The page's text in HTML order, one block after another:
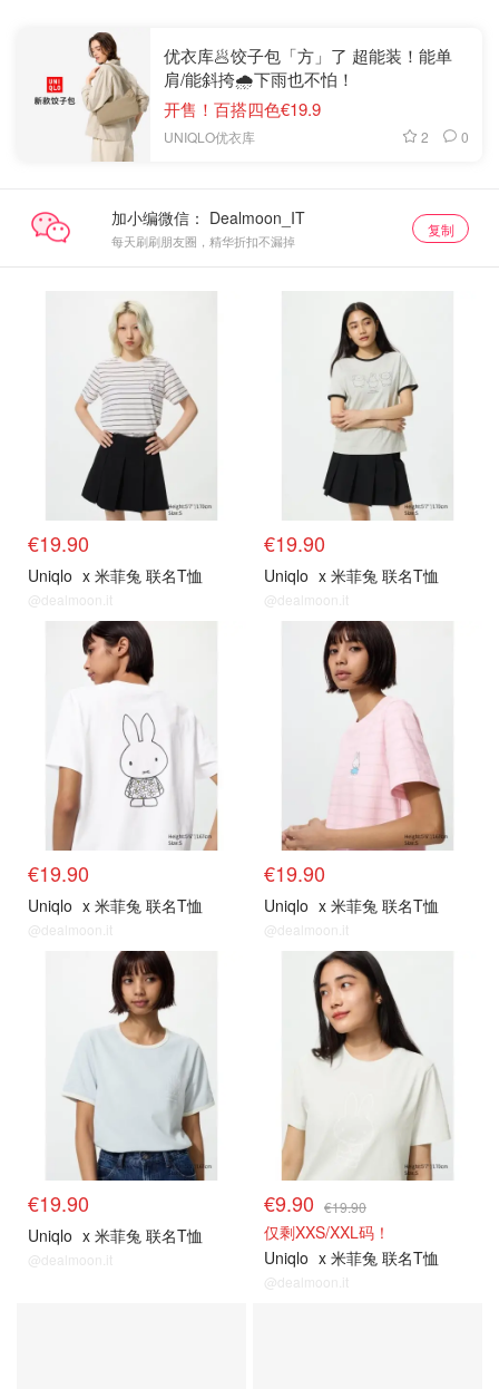
优衣库🥟饺子包「方」了 超能装！能单
肩/能斜挎🌧️下雨也不怕！
开售！百搭四色€19.9
UNIQLO优衣库 2 0
加小编微信：
每天刷刷朋友圈，精华折扣不漏掉
复制
€19.90
Uniqlo x 米菲兔 联名T恤
@dealmoon.it
€19.90
Uniqlo x 米菲兔 联名T恤
@dealmoon.it
€19.90
Uniqlo x 米菲兔 联名T恤
@dealmoon.it
€19.90
Uniqlo x 米菲兔 联名T恤
@dealmoon.it
€19.90
Uniqlo x 米菲兔 联名T恤
@dealmoon.it
抢购直达
€9.90 €19.90
仅剩XXS/XXL码！
Uniqlo x 米菲兔 联名T恤
@dealmoon.it